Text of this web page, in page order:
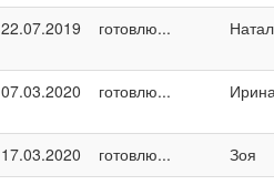
22.07.2019 готовлю...
07.03.2020 готовлю...
17.03.2020 готовлю...
Зоя